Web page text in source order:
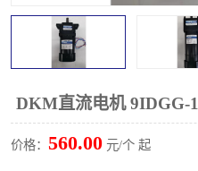
DKM直流电机 9IDGG-
价格： 560.00 元/个 起